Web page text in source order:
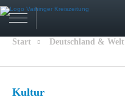
Start Deutschland & Welt
Kultur